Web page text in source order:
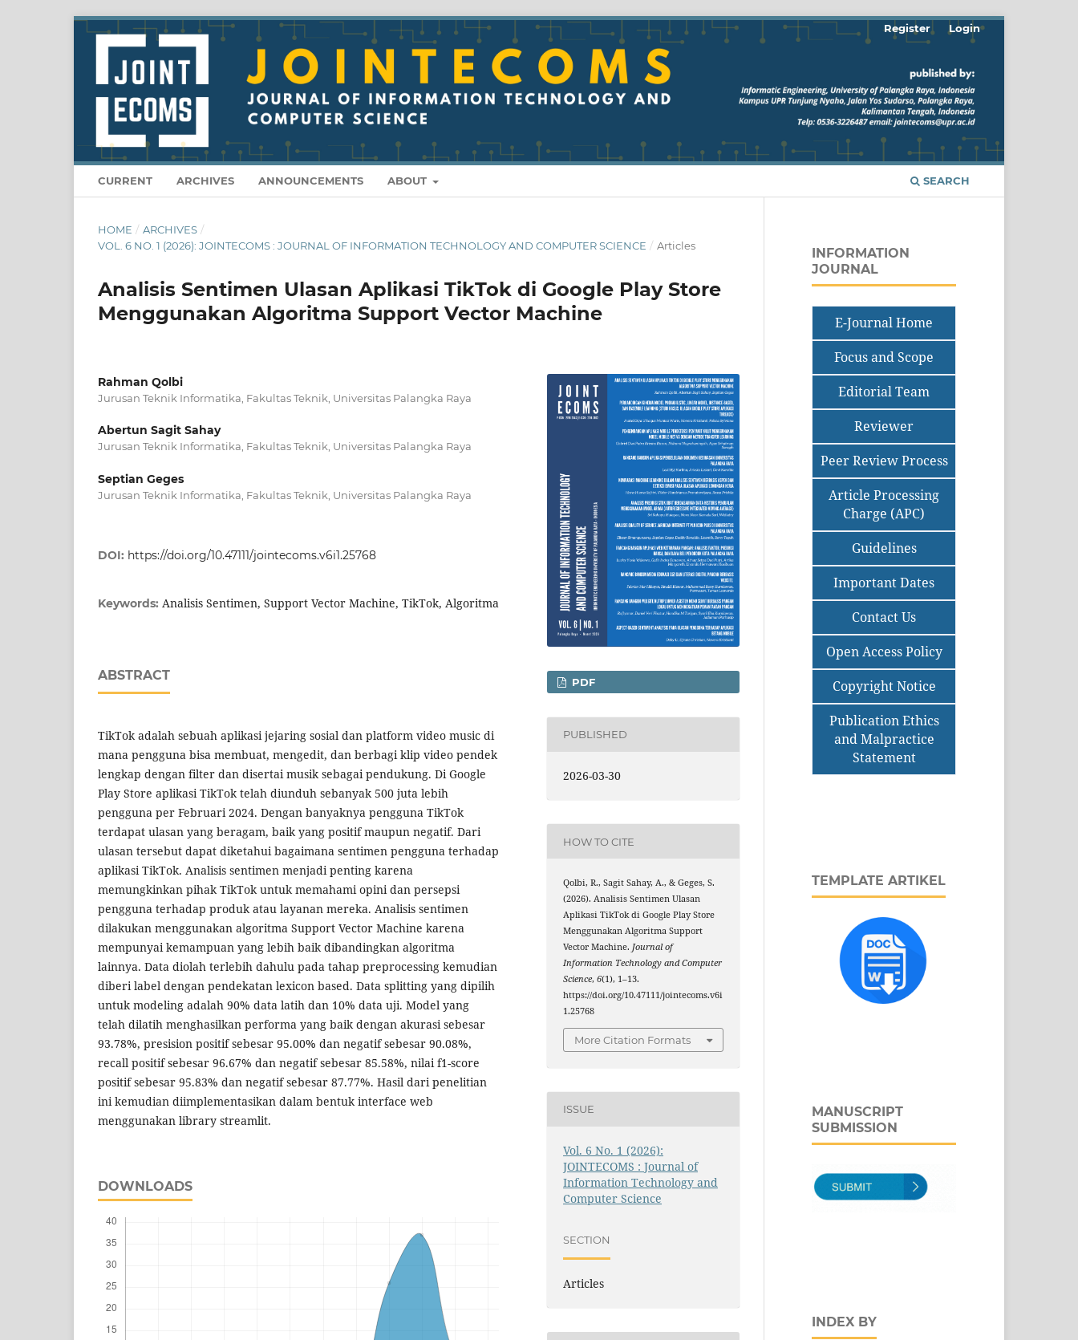
CURRENT ARCHIVES ANNOUNCEMENTS ABOUT SEARCH
Register Login
HOME / ARCHIVES /
VOL. 6 NO. 1 (2026): JOINTECOMS : JOURNAL OF INFORMATION TECHNOLOGY AND COMPUTER SCIENCE / Articles
Analisis Sentimen Ulasan Aplikasi TikTok di Google Play Store
Menggunakan Algoritma Support Vector Machine
Rahman Qolbi
Jurusan Teknik Informatika, Fakultas Teknik, Universitas Palangka Raya
Abertun Sagit Sahay
Jurusan Teknik Informatika, Fakultas Teknik, Universitas Palangka Raya
Septian Geges
Jurusan Teknik Informatika, Fakultas Teknik, Universitas Palangka Raya
DOI: https://doi.org/10.47111/jointecoms.v6i1.25768
Keywords: Analisis Sentimen, Support Vector Machine, TikTok, Algoritma
ABSTRACT
TikTok adalah sebuah aplikasi jejaring sosial dan platform video music di
mana pengguna bisa membuat, mengedit, dan berbagi klip video pendek
lengkap dengan filter dan disertai musik sebagai pendukung. Di Google
Play Store aplikasi TikTok telah diunduh sebanyak 500 juta lebih
pengguna per Februari 2024. Dengan banyaknya pengguna TikTok
terdapat ulasan yang beragam, baik yang positif maupun negatif. Dari
ulasan tersebut dapat diketahui bagaimana sentimen pengguna terhadap
aplikasi TikTok. Analisis sentimen menjadi penting karena
memungkinkan pihak TikTok untuk memahami opini dan persepsi
pengguna terhadap produk atau layanan mereka. Analisis sentimen
dilakukan menggunakan algoritma Support Vector Machine karena
mempunyai kemampuan yang lebih baik dibandingkan algoritma
lainnya. Data diolah terlebih dahulu pada tahap preprocessing kemudian
diberi label dengan pendekatan lexicon based. Data splitting yang dipilih
untuk modeling adalah 90% data latih dan 10% data uji. Model yang
telah dilatih menghasilkan performa yang baik dengan akurasi sebesar
93.78%, presision positif sebesar 95.00% dan negatif sebesar 90.08%,
recall positif sebesar 96.67% dan negatif sebesar 85.58%, nilai f1-score
positif sebesar 95.83% dan negatif sebesar 87.77%. Hasil dari penelitian
ini kemudian diimplementasikan dalam bentuk interface web
menggunakan library streamlit.
DOWNLOADS
PDF
PUBLISHED
2026-03-30
HOW TO CITE
Qolbi, R., Sagit Sahay, A., & Geges, S.
(2026). Analisis Sentimen Ulasan
Aplikasi TikTok di Google Play Store
Menggunakan Algoritma Support
Vector Machine.Journal of
Information Technology and Computer
Science,6(1), 1–13.
https://doi.org/10.47111/jointecoms.v6i
1.25768
More Citation Formats
ISSUE
Vol. 6 No. 1 (2026):
JOINTECOMS : Journal of
Information Technology and
Computer Science
SECTION
Articles
INFORMATION
JOURNAL
E-Journal Home
Focus and Scope
Editorial Team
Reviewer
Peer Review Process
Article Processing
Charge (APC)
Guidelines
Important Dates
Contact Us
Open Access Policy
Copyright Notice
Publication Ethics
and Malpractice
Statement
TEMPLATE ARTIKEL
MANUSCRIPT
SUBMISSION
INDEX BY